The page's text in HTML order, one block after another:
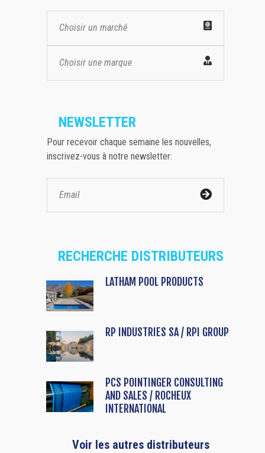
Choisir un marché
Choisir une marque
NEWSLETTER
Pour recevoir chaque semaine les nouvelles,
inscrivez-vous à notre newsletter:
RECHERCHE DISTRIBUTEURS
LATHAM POOL PRODUCTS
RP INDUSTRIES SA / RPI GROUP
PCS POINTINGER CONSULTING
AND SALES / ROCHEUX
INTERNATIONAL
Voir les autres distributeurs